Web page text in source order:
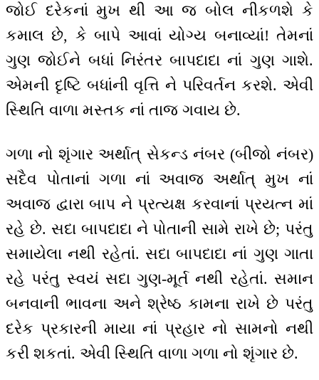
જોઈ દરેકનાં મુખ થી આ જ બોલ નીકળશે કે
કમાલ છે, કે બાપે આવાં યોગ્ય બનાવ્યાં! તેમનાં
ગુણ જોઈને બધાં નિરંતર બાપદાદા નાં ગુણ ગાશે.
એમની દૃષ્ટિ બધાંની વૃત્તિ ને પરિવર્તન કરશે. એવી
સ્થિતિ વાળા મસ્તક નાં તાજ ગવાય છે.
ગળા નો શૃંગાર અર્થાત્ સેકન્ડ નંબર (બીજો નંબર)
સદૈવ પોતાનાં ગળા નાં અવાજ અર્થાત્ મુખ નાં
અવાજ દ્વારા બાપ ને પ્રત્યક્ષ કરવાનાં પ્રયત્ન માં
રહે છે. સદા બાપદાદા ને પોતાની સામે રાખે છે; પરંતુ
સમાયેલા નથી રહેતાં. સદા બાપદાદા નાં ગુણ ગાતા
રહે પરંતુ સ્વયં સદા ગુણ-મૂર્ત નથી રહેતાં. સમાન
બનવાની ભાવના અને શ્રેષ્ઠ કામના રાખે છે પરંતુ
દરેક પ્રકારની માયા નાં પ્રહાર નો સામનો નથી
કરી શકતાં. એવી સ્થિતિ વાળા ગળા નો શૃંગાર છે.